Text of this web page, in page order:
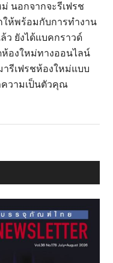
นอกจากจะรีเฟรช
ให้พร้อมกับการทำงาน
ว ยังได้แบคกราวด์
องใหม่ทางออนไลน์
ารีเฟรชห้องใหม่แบบ
ความเป็นตัวคุณ
ม